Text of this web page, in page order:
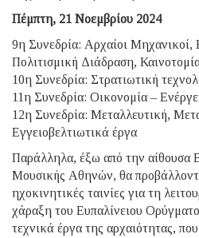
Πέμπτη, 21 Νοεμβρίου 2024
9η Συνεδρία: Αρχαίοι Μηχανικοί,
Πολιτισμική Διάδραση,
10η Συνεδρία: Στρατιωτική
11η Συνεδρία: Οικονομία –
12η Συνεδρία: Μεταλλευτική,
Εγγειοβελτιωτικά έργα
Παράλληλα, έξω από την αίθουσα
Μουσικής Αθηνών, θα
ηχοκινητικές ταινίες για τη
χάραξη του Ευπαλίνειου
τεχνικά έργα της αρχαιότητας,